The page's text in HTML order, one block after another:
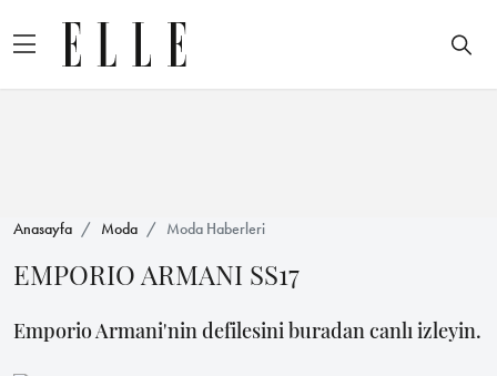
Anasayfa Moda Moda Haberleri
EMPORIO ARMANI SS17
Emporio Armani'nin defilesini buradan canlı izleyin.